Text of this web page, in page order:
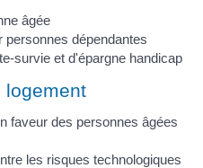
âgée
personnes dépendantes
survie et d'épargne handicap
logement
faveur des personnes âgées
les risques technologiques